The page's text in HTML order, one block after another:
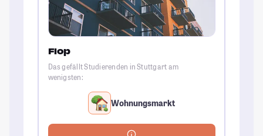
Flop
Das gefällt Studierenden in Stuttgart am
wenigsten:
Wohnungsmarkt